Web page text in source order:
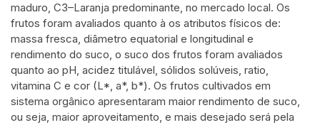
maduro, C3–Laranja predominante, no mercado local. Os
frutos foram avaliados quanto à os atributos físicos de:
massa fresca, diâmetro equatorial e longitudinal e
rendimento do suco, o suco dos frutos foram avaliados
quanto ao pH, acidez titulável, sólidos solúveis, ratio,
vitamina C e cor (L*, a*, b*). Os frutos cultivados em
sistema orgânico apresentaram maior rendimento de suco,
ou seja, maior aproveitamento, e mais desejado será pela